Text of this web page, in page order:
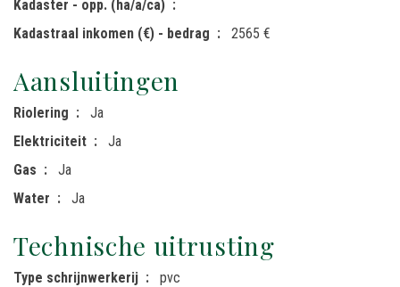
Kadaster - opp. (ha/a/ca)
Kadastraal inkomen (€) - bedrag
2565 €
Aansluitingen
Riolering
Ja
Elektriciteit
Ja
Gas
Ja
Water
Ja
Technische uitrusting
Type schrijnwerkerij pvc